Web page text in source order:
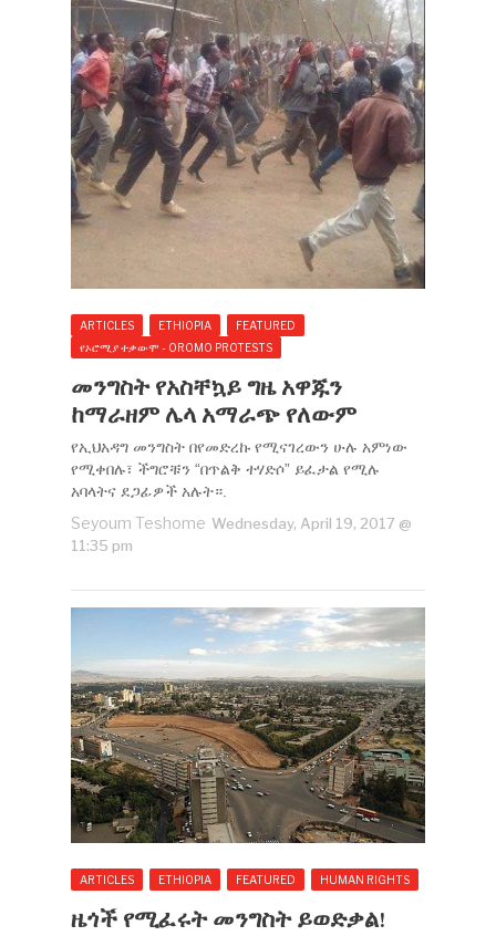
ARTICLES ETHIOPIA
FEATURED
የኦሮሚያ ተቃውሞ - OROMO PROTESTS
መንግስት የአስቸኳይ ግዜ አዋጁን
ከማራዘም ሌላ አማራጭ የለውም
የኢህአዳግ መንግስት በየመድረኩ የሚናገረውን ሁሉ አምነው
የሚቀበሉ፣ ችግሮቹን “በጥልቅ ተሃድሶ” ይፈታል የሚሉ
አባላትና ደጋፊዎች አሉት።.
Seyoum Teshome Wednesday, April 19, 2017 @
11:35 pm
ARTICLES ETHIOPIA FEATURED HUMAN RIGHTS
ዜጎች የሚፈሩት መንግስት ይወድቃል!